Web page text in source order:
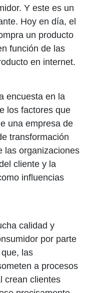
Y este es un
Hoy en día, el
un producto
función de las
en internet.
encuesta en la
los factores que
una empresa de
transformación
las organizaciones
cliente y la
influencias
calidad y
por parte
las
a procesos
crean clientes